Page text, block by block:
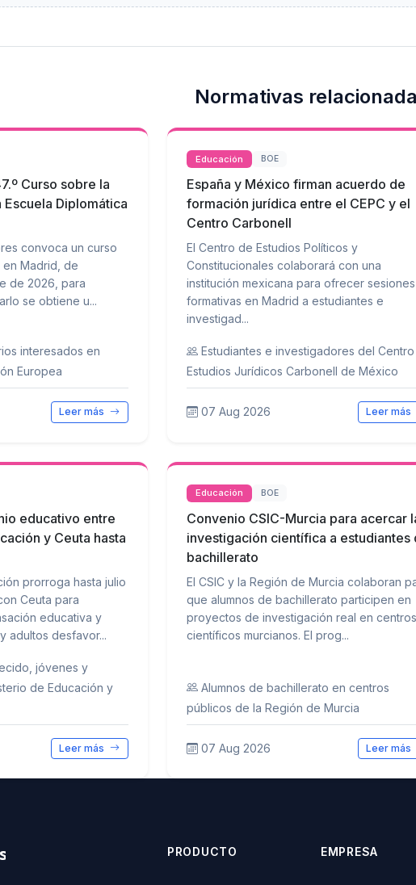
Normativas
Curso sobre la
Escuela Diplomática
convoca un curso
en Madrid, de
de 2026, para
se obtiene u...
interesados en
Europea
Leer más
Educación BOE
España y México firman acuerdo de
formación jurídica entre el CEPC y el
Centro Carbonell
El Centro de Estudios Políticos y
Constitucionales colaborará con una
institución mexicana para ofrecer sesiones
formativas en Madrid a estudiantes e
investigad...
Estudiantes e investigadores del
Estudios Jurídicos Carbonell de México
07 Aug 2026 Leer más
educativo entre
y Ceuta hasta
prorroga hasta julio
Ceuta para
educativa y
adultos desfavor...
jóvenes y
de Educación y
Leer más
Educación BOE
Convenio CSIC-Murcia para acercar
investigación científica a estudiantes
bachillerato
El CSIC y la Región de Murcia colaboran
que alumnos de bachillerato participen en
proyectos de investigación real en centros
científicos murcianos. El prog...
Alumnos de bachillerato en centros
públicos de la Región de Murcia
07 Aug 2026 Leer más
PRODUCTO EMPRESA